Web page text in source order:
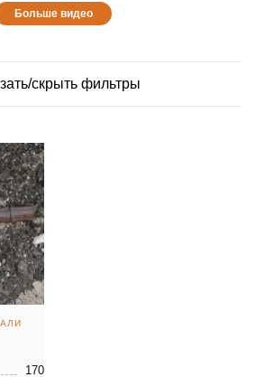
Больше видео
скрыть фильтры
170